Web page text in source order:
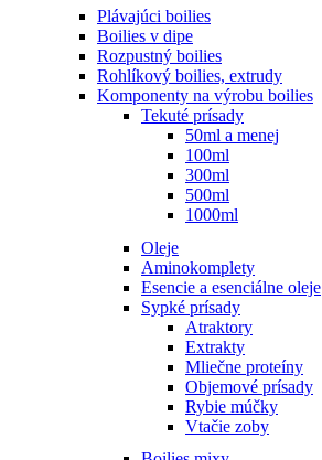
Plávajúci boilies
Boilies v dipe
Rozpustný boilies
Rohlíkový boilies, extrudy
Komponenty na výrobu boilies
Tekuté prísady
50ml a menej
100ml
300ml
500ml
1000ml
Oleje
Aminokomplety
Esencie a esenciálne oleje
Sypké prísady
Atraktory
Extrakty
Mliečne proteíny
Objemové prísady
Rybie múčky
Vtačie zoby